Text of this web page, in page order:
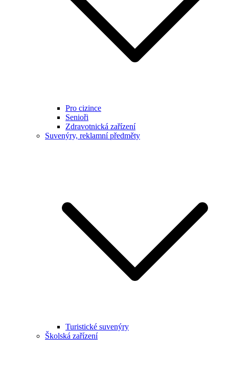
Pro cizince
Senioři
Zdravotnická zařízení
Suvenýry, reklamní předměty
Turistické suvenýry
Školská zařízení